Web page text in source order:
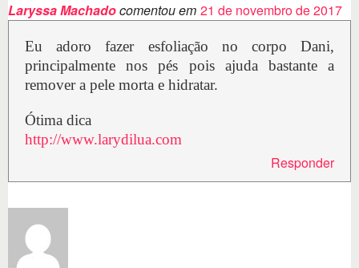
Laryssa Machadocomentou em 21 de novembro de 2017
Eu adoro fazer esfoliação no corpo Dani,
principalmente nos pés pois ajuda bastante a
remover a pele morta e hidratar.
Ótima dica
http://www.larydilua.com
Responder